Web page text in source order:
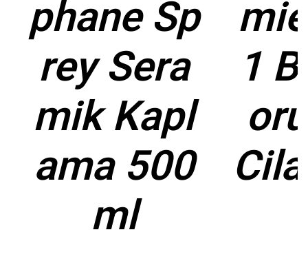
phane Sp
rey Sera
mik Kapl
ama 500
ml
1